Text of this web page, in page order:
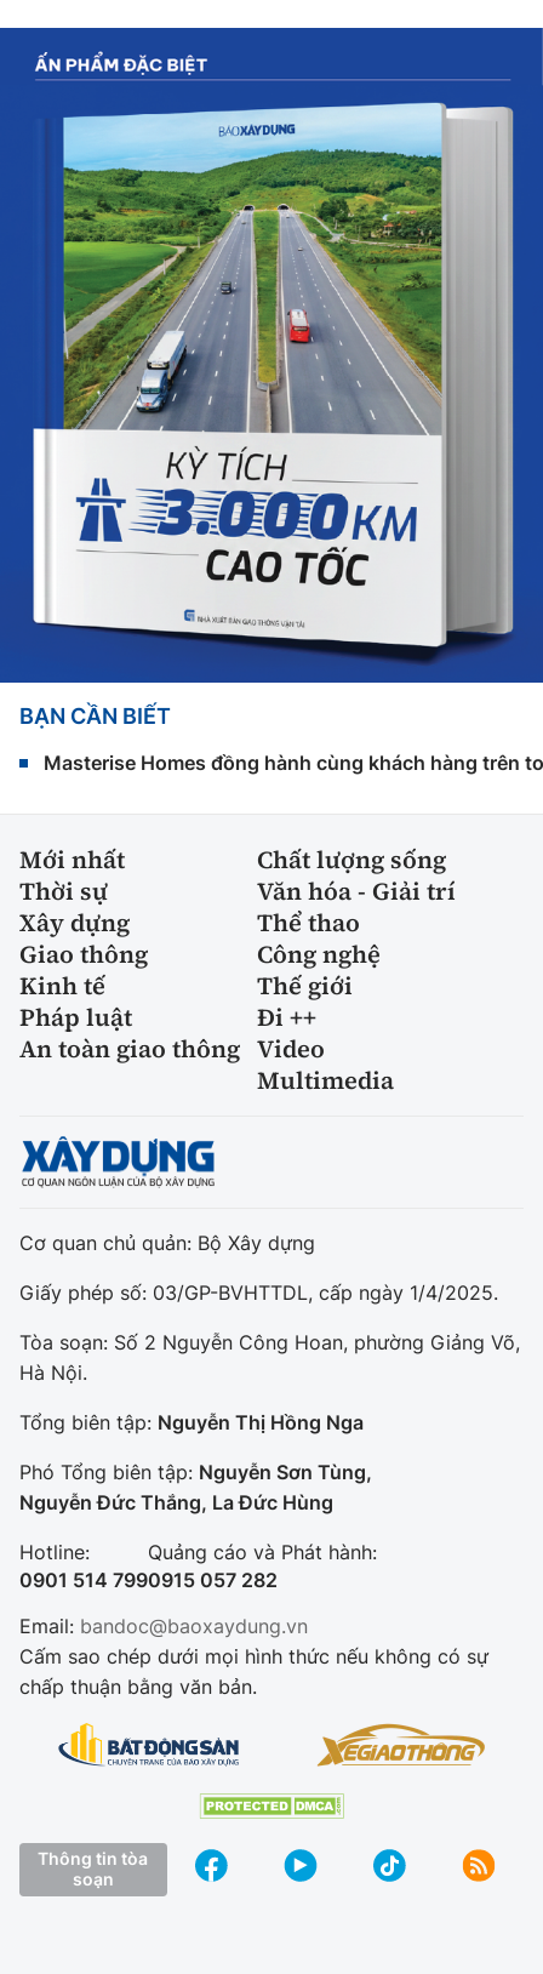
BẠN CẦN BIẾT
Masterise Homes đồng hành cùng khách hàng trên
Mới nhất
Chất lượng sống
Thời sự
Văn hóa - Giải trí
Xây dựng
Thể thao
Giao thông
Công nghệ
Kinh tế
Thế giới
Pháp luật
Đi ++
An toàn giao thông Video
Multimedia
Cơ quan chủ quản: Bộ Xây dựng
Giấy phép số: 03/GP-BVHTTDL, cấp ngày 1/4/2025.
Tòa soạn: Số 2 Nguyễn Công Hoan, phường Giảng Võ,
Hà Nội.
Tổng biên tập: Nguyễn Thị Hồng Nga
Phó Tổng biên tập: Nguyễn Sơn Tùng,
Nguyễn Đức Thắng, La Đức Hùng
Hotline:
0901 514 799
Quảng cáo và Phát hành:
0915 057 282
Email: bandoc@baoxaydung.vn
Cấm sao chép dưới mọi hình thức nếu không có sự
chấp thuận bằng văn bản.
Thông tin tòa
soạn